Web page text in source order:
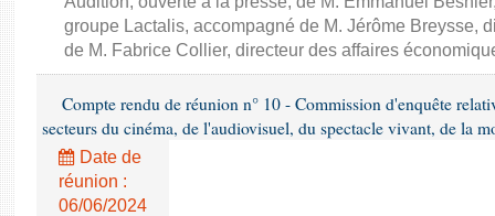
groupe Lactalis, accompagné de M. Jérôme Breysse,
de M. Fabrice Collier, directeur des affaires
Compte rendu de réunion n° 10 - Commission d'enquête
secteurs du cinéma, de l'audiovisuel, du spectacle vivant, de la
Date de
réunion :
06/06/2024